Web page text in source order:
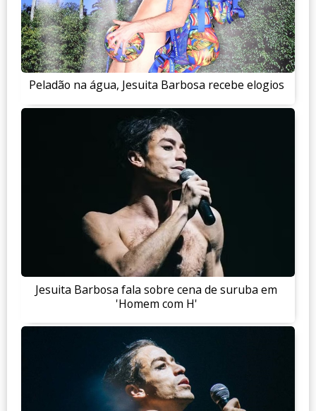
Peladão na água, Jesuita Barbosa recebe elogios
Jesuita Barbosa fala sobre cena de suruba em
'Homem com H'